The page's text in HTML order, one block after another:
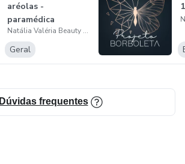
aréolas -
paramédica
Natália Valéria Beauty Academy
Geral
Dúvidas frequentes